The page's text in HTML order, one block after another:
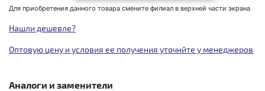
Для приобретения данного товара смените филиал в верхней части экрана
Нашли дешевле?
Оптовую цену и условия ее получения уточнйте у менеджеров
Аналоги и заменители